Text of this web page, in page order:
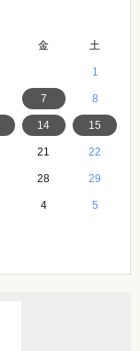
金 土
1
7 8
14 15
21 22
28 29
4 5